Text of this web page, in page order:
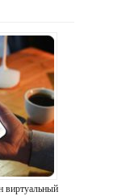
виртуальный